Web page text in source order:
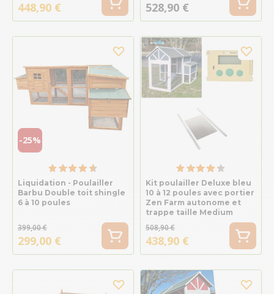
448,90 € 528,90 €
-25%
Liquidation - Poulailler
Barbu Double toit shingle
6 à 10 poules
399,00 €
299,00 €
Kit poulailler Deluxe bleu
10 à 12 poules avec portier
Zen Farm autonome et
trappe taille Medium
508,90 €
438,90 €